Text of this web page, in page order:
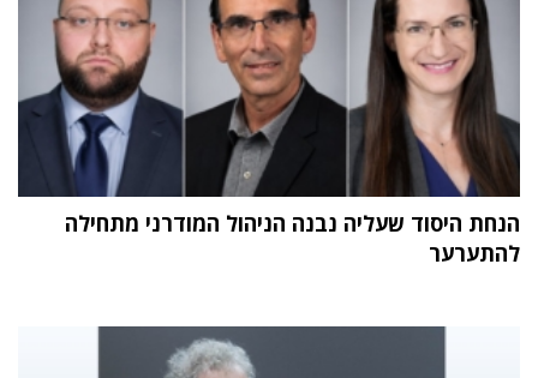
הנחת היסוד שעליה נבנה הניהול המודרני מתחילה
להתערער